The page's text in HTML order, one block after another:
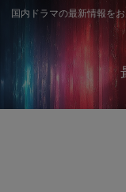
国内ドラマの最新情報を